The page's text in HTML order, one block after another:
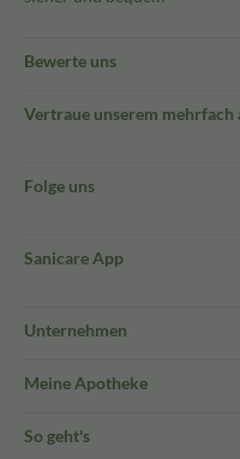
Bewerte uns
Vertraue unserem mehrfach
Folge uns
Sanicare App
Unternehmen
Meine Apotheke
So geht's